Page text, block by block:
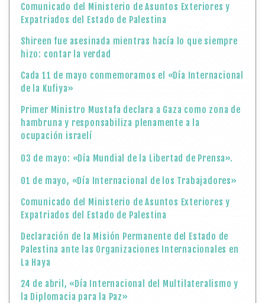
Comunicado del Ministerio de Asuntos Exteriores y
Expatriados del Estado de Palestina
Shireen fue asesinada mientras hacía lo que siempre
hizo: contar la verdad
Cada 11 de mayo conmemoramos el «Día Internacional
de la Kufiya»
Primer Ministro Mustafa declara a Gaza como zona de
hambruna y responsabiliza plenamente a la
ocupación israelí
03 de mayo: «Día Mundial de la Libertad de Prensa».
01 de mayo, «Día Internacional de los Trabajadores»
Comunicado del Ministerio de Asuntos Exteriores y
Expatriados del Estado de Palestina
Declaración de la Misión Permanente del Estado de
Palestina ante las Organizaciones Internacionales en
La Haya
24 de abril, «Día Internacional del Multilateralismo y
la Diplomacia para la Paz»